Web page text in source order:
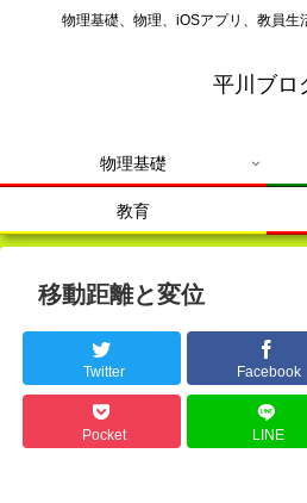
物理基礎、物理、iOSアプリ、教員生
平川ブロ
物理基礎
教育
移動距離と変位
Twitter Facebook
Pocket LINE